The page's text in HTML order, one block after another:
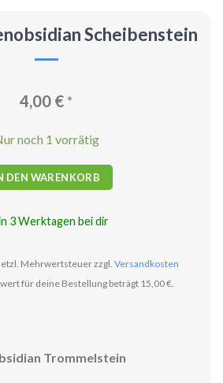
Scheibenstein
4,00 €*
noch 1 vorrätig
DEN WARENKORB
3 Werktagen bei dir
Mehrwertsteuer zzgl. Versandkosten
für deine Bestellung beträgt 15,00 €.
Trommelstein